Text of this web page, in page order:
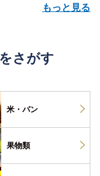
もっと見る
さがす
米・パン
果物類